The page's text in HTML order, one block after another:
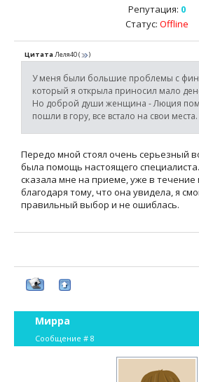
Репутация: 0
Статус: Offline
ЦитатаЛеля40( )
У меня были большие проблемы с
который я открыла приносил мало
Но доброй души женщина - Люция
пошли в гору, все встало на свои места.
Передо мной стоял очень серьезный
была помощь настоящего
сказала мне на приеме, уже в течение
благодаря тому, что она увидела, я
правильный выбор и не ошиблась.
Мирра
Сообщение # 8